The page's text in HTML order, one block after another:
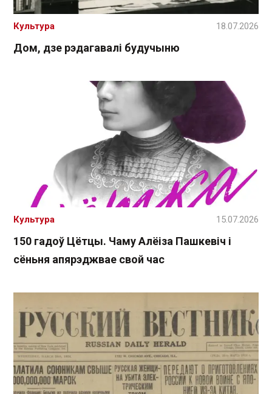
Дом, дзе рэдагавалі будучыню
Культура 18.07.2026
150 гадоў Цётцы. Чаму Алёіза Пашкевіч і
сёньня апярэджвае свой час
Культура 15.07.2026